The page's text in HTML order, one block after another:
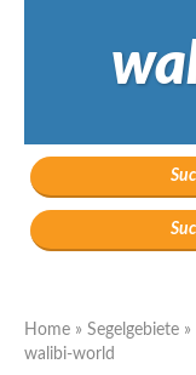
Home » Segelgebiete »
walibi-world